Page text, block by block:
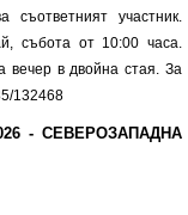
участник.
събота от 10:00 часа.
вечер в двойна стая. За
132468
- СЕВЕРОЗАПАДНА